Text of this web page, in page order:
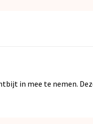
in mee te nemen.